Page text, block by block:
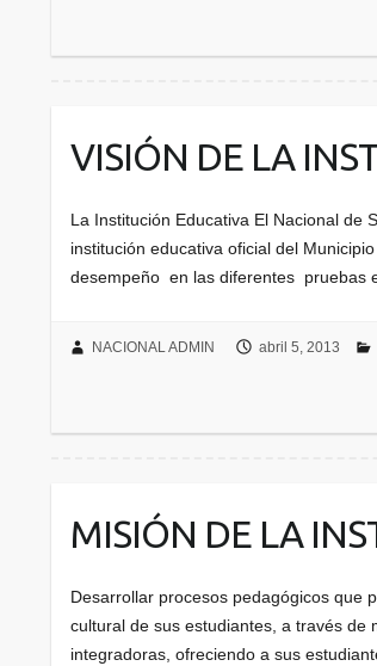
VISIÓN DE LA
La Institución Educativa El Nacional
institución educativa oficial del
desempeño en las diferentes pruebas
NACIONAL ADMIN abril 5, 2013
MISIÓN DE LA
Desarrollar procesos pedagógicos que
cultural de sus estudiantes, a través de
integradoras, ofreciendo a sus